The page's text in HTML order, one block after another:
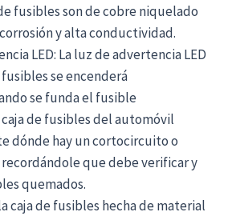
fusibles son de cobre niquelado
y alta conductividad.
LED: La luz de advertencia LED
se encenderá
se funda el fusible
de fusibles del automóvil
dónde hay un cortocircuito o
que debe verificar y
quemados.
caja de fusibles hecha de material